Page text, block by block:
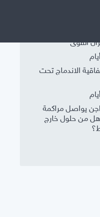
ضرورة
القوى
الاندماج تحت
يواصل مراكمة
هل من حلول خارج